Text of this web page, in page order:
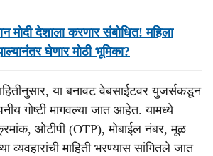
देशाला करणार संबोधित! महिला
घेणार मोठी भूमिका?
या बनावट वेबसाईटवर युजर्सकडून
गोष्टी मागवल्या जात आहेत. यामध्ये
ओटीपी (OTP), मोबाईल नंबर, मूळ
माहिती भरण्यास सांगितले जात